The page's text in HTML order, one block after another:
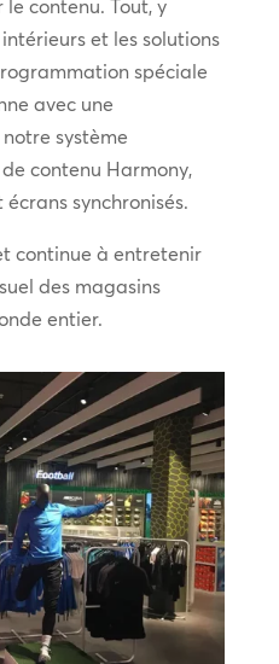
contenu. Tout, y
et les solutions
spéciale
avec une
système
contenu Harmony,
synchronisés.
continue à entretenir
des magasins
entier.